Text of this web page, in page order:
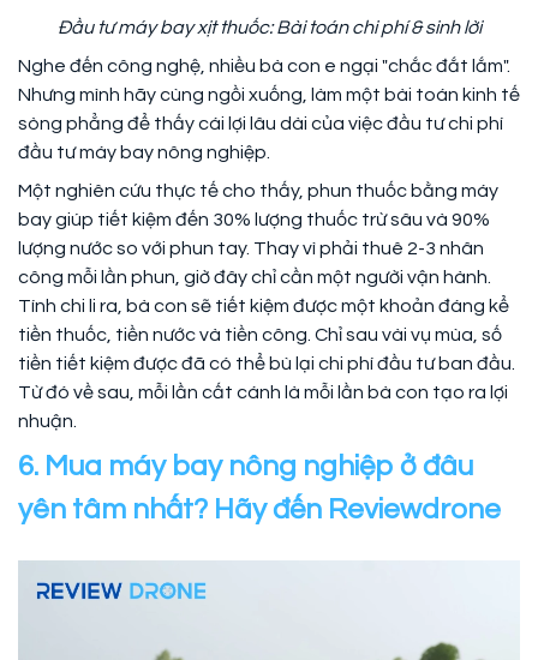
Đầu tư máy bay xịt thuốc: Bài toán chi phí & sinh lời
Nghe đến công nghệ, nhiều bà con e ngại "chắc đắt lắm".
Nhưng mình hãy cùng ngồi xuống, làm một bài toán kinh tế
sòng phẳng để thấy cái lợi lâu dài của việc đầu tư chi phí
đầu tư máy bay nông nghiệp.
Một nghiên cứu thực tế cho thấy, phun thuốc bằng máy
bay giúp tiết kiệm đến 30% lượng thuốc trừ sâu và 90%
lượng nước so với phun tay. Thay vì phải thuê 2-3 nhân
công mỗi lần phun, giờ đây chỉ cần một người vận hành.
Tính chi li ra, bà con sẽ tiết kiệm được một khoản đáng kể
tiền thuốc, tiền nước và tiền công. Chỉ sau vài vụ mùa, số
tiền tiết kiệm được đã có thể bù lại chi phí đầu tư ban đầu.
Từ đó về sau, mỗi lần cất cánh là mỗi lần bà con tạo ra lợi
nhuận.
6. Mua máy bay nông nghiệp ở đâu
yên tâm nhất? Hãy đến Reviewdrone